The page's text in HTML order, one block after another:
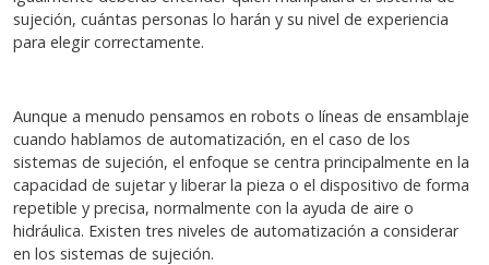
sujeción, cuántas personas lo harán y su nivel de experiencia
para elegir correctamente.
Aunque a menudo pensamos en robots o líneas de ensamblaje
cuando hablamos de automatización, en el caso de los
sistemas de sujeción, el enfoque se centra principalmente en la
capacidad de sujetar y liberar la pieza o el dispositivo de forma
repetible y precisa, normalmente con la ayuda de aire o
hidráulica. Existen tres niveles de automatización a considerar
en los sistemas de sujeción.